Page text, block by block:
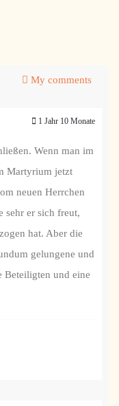
My comments
1 Jahr 10 Monate
Wenn man im
Martyrium jetzt
neuen Herrchen
sehr er sich freut,
hat. Aber die
gelungene und
Beteiligten und eine